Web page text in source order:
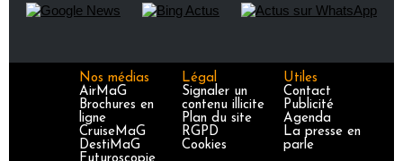
Nos médias
AirMaG
Brochures en
ligne
CruiseMaG
DestiMaG
Légal
Signaler un
contenu illicite
Plan du site
RGPD
Cookies
Utiles
Contact
Publicité
Agenda
La presse en
parle